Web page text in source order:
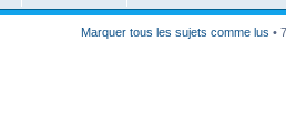
Marquer tous les sujets comme lus •